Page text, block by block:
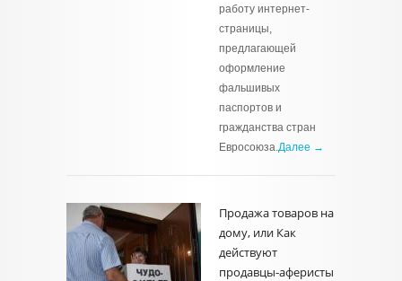
работу интернет-
страницы,
предлагающей
оформление
фальшивых
паспортов и
гражданства стран
Евросоюза.Далее →
Продажа товаров на
дому, или Как
действуют
продавцы-аферисты